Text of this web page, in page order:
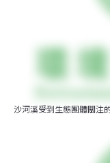
沙河溪受到生態團體關注